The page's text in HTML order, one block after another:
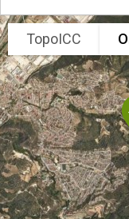
TopoICC